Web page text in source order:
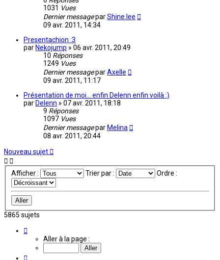
1031 Vues
Dernier messageparShine.lee
09 avr. 2011, 14:34
Presentachion :3
par Nekojump » 06 avr. 2011, 20:49
10 Réponses
1249 Vues
Dernier messageparAxelle
09 avr. 2011, 11:17
Présentation de moi... enfin Delenn enfin voilà :)
par Delenn » 07 avr. 2011, 18:18
9 Réponses
1097 Vues
Dernier messagepar Melina
08 avr. 2011, 20:44
Nouveau sujet
Afficher : Trier par : Ordre :
5865 sujets
237
Aller à la page :